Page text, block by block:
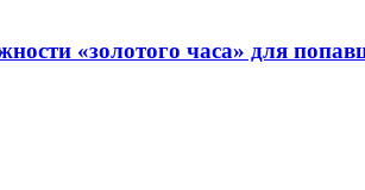
«золотого часа» для